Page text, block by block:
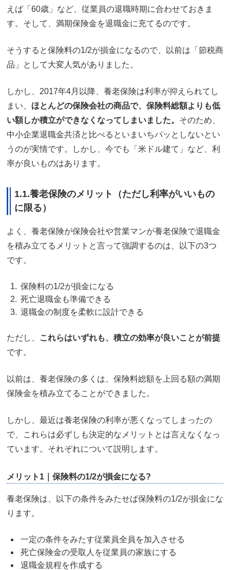
えば「60歳」など、従業員の退職時期に合わせておきま
す。そして、満期保険金を退職金に充てるのです。
そうすると保険料の1/2が損金になるので、以前は「節税商
品」として大変人気がありました。
しかし、2017年4月以降、養老保険は利率が抑えられてし
まい、 ほとんどの保険会社の商品で、保険料総額よりも低
い額しか積立ができなくなってしまいました。 そのため、
中小企業退職金共済と比べるといまいちパッとしないとい
うのが実情です。しかし、今でも「米ドル建て」など、利
率が良いものはあります。
1.1.養老保険のメリット（ただし利率がいいもの
に限る）
よく、養老保険が保険会社や営業マンが養老保険で退職金
を積み立てるメリットと言って強調するのは、以下の3つ
です。
保険料の1/2が損金になる
死亡退職金も準備できる
退職金の制度を柔軟に設計できる
ただし、
これらはいずれも、積立の効率が良いことが前提
です。
以前は、養老保険の多くは、保険料総額を上回る額の満期
保険金を積み立てることができました。
しかし、最近は養老保険の利率が悪くなってしまったの
で、これらは必ずしも決定的なメリットとは言えなくなっ
ています。それぞれについて説明します。
メリット1｜保険料の1/2が損金になる?
養老保険は、以下の条件をみたせば保険料の1/2が損金にな
ります。
一定の条件をみたす従業員全員を加入させる
死亡保険金の受取人を従業員の家族にする
退職金規程を作成する